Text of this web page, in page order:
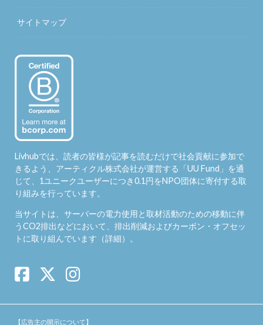
サイトマップ
Livhubでは、読者の皆様が記事を読むだけで社会貢献に参加で
きるよう、アーティクル株式会社が運営する「UU Fund 」を通
じて、1ユニークユーザーにつき0.1円をNPO団体に寄付する取
り組みを行っています。
当サイトは、サーバーの電力使用と取材活動のための移動に伴
うCO2排出などにおいて、排出削減およびカーボン・オフセッ
トに取り組んでいます（詳細）。
【広告主の開示について】